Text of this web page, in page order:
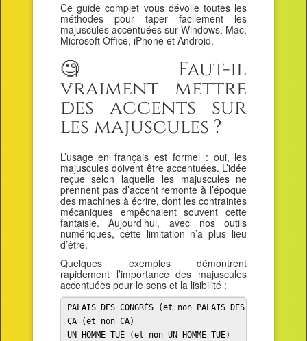
Ce guide complet vous dévoile toutes les
méthodes pour taper facilement les
majuscules accentuées sur Windows, Mac,
Microsoft Office, iPhone et Android.
🧐 Faut-il
vraiment mettre
des accents sur
les majuscules ?
L’usage en français est formel : oui, les
majuscules doivent être accentuées. L’idée
reçue selon laquelle les majuscules ne
prennent pas d’accent remonte à l’époque
des machines à écrire, dont les contraintes
mécaniques empêchaient souvent cette
fantaisie. Aujourd’hui, avec nos outils
numériques, cette limitation n’a plus lieu
d’être.
Quelques exemples démontrent
rapidement l’importance des majuscules
accentuées pour le sens et la lisibilité :
PALAIS DES CONGRÈS (et non PALAIS DES CONGRES)
ÇA (et non CA)
UN HOMME TUÉ (et non UN HOMME TUE)